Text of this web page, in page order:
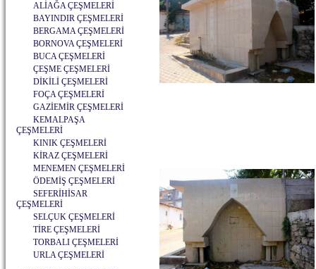
ALİAĞA ÇEŞMELERİ
BAYINDIR ÇEŞMELERİ
BERGAMA ÇEŞMELERİ
BORNOVA ÇEŞMELERİ
BUCA ÇEŞMELERİ
ÇEŞME ÇEŞMELERİ
DİKİLİ ÇEŞMELERİ
FOÇA ÇEŞMELERİ
GAZİEMİR ÇEŞMELERİ
KEMALPAŞA
ÇEŞMELERİ
KINIK ÇEŞMELERİ
KİRAZ ÇEŞMELERİ
MENEMEN ÇEŞMELERİ
ÖDEMİŞ ÇEŞMELERİ
SEFERİHİSAR
ÇEŞMELERİ
SELÇUK ÇEŞMELERİ
TİRE ÇEŞMELERİ
TORBALI ÇEŞMELERİ
URLA ÇEŞMELERİ